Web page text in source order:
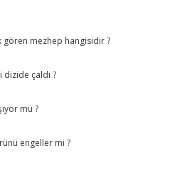
gören mezhep hangisidir ?
dizide çaldı ?
mu ?
engeller mi ?